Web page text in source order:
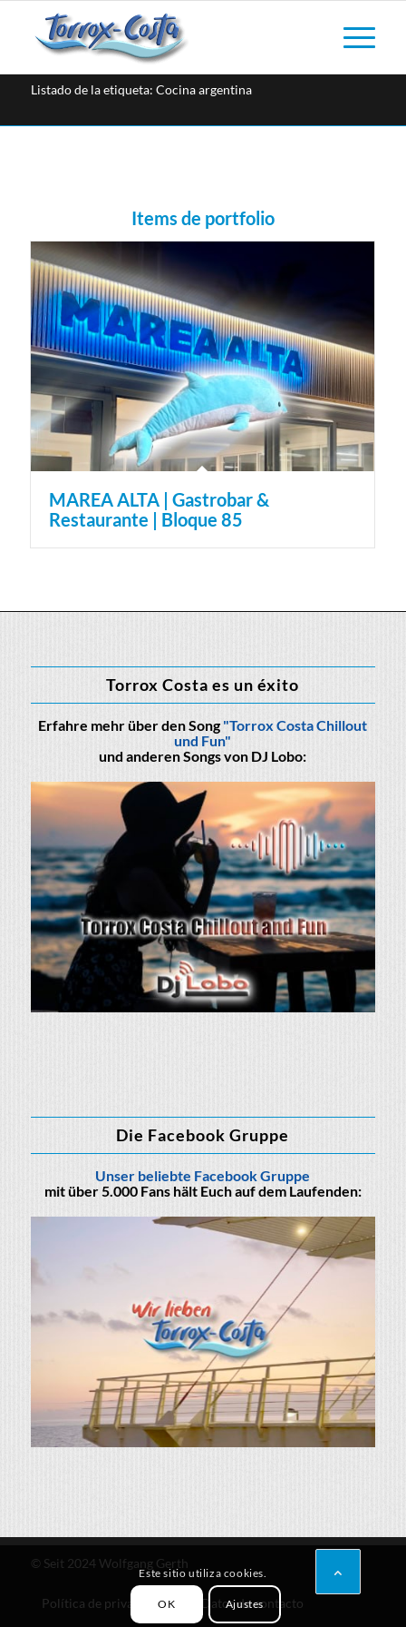
Listado de la etiqueta: Cocina argentina
Items de portfolio
MAREA ALTA | Gastrobar &
Restaurante | Bloque 85
Torrox Costa es un éxito
Erfahre mehr über den Song"Torrox Costa Chillout
und Fun"
und anderen Songs von DJ Lobo:
Die Facebook Gruppe
Unser beliebte Facebook Gruppe
mit über 5.000 Fans hält Euch auf dem Laufenden:
© Seit 2024 Wolfgang Gerth
Política de privacidad Datos de contacto
Este sitio utiliza cookies.
OK Ajustes